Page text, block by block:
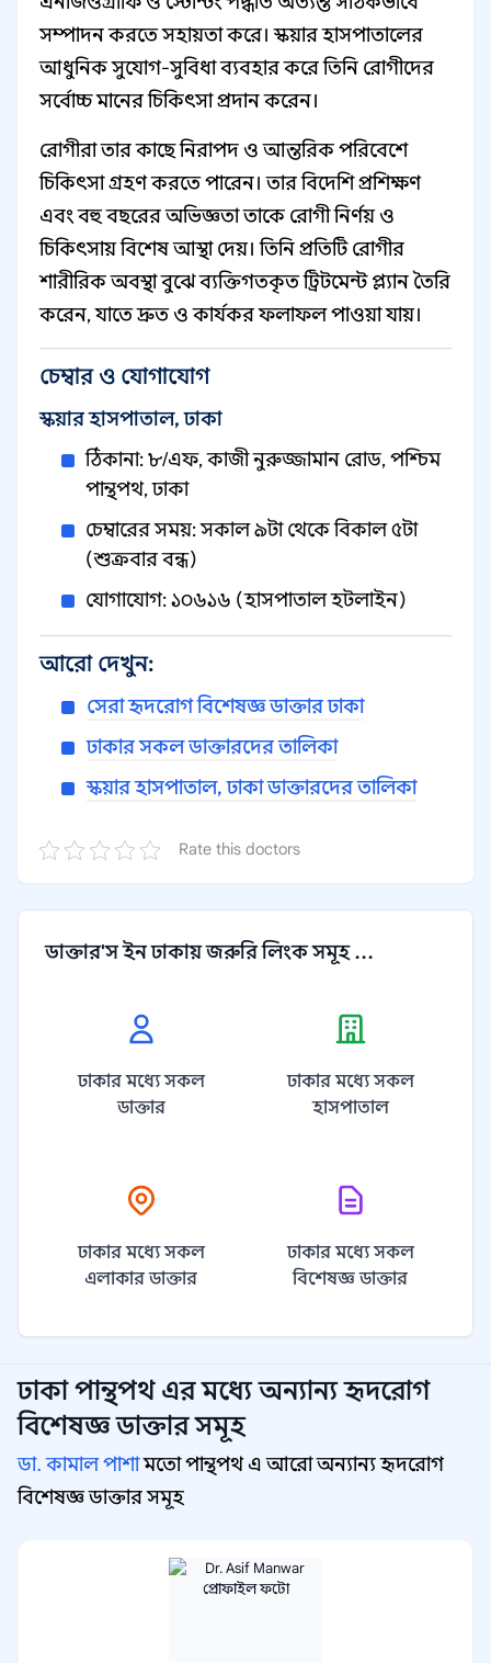
সম্পাদন করতে সহায়তা করে। স্কয়ার হাসপাতালের
আধুনিক সুযোগ-সুবিধা ব্যবহার করে তিনি রোগীদের
সর্বোচ্চ মানের চিকিৎসা প্রদান করেন।
রোগীরা তার কাছে নিরাপদ ও আন্তরিক পরিবেশে
চিকিৎসা গ্রহণ করতে পারেন। তার বিদেশি প্রশিক্ষণ
এবং বহু বছরের অভিজ্ঞতা তাকে রোগী নির্ণয় ও
চিকিৎসায় বিশেষ আস্থা দেয়। তিনি প্রতিটি রোগীর
শারীরিক অবস্থা বুঝে ব্যক্তিগতকৃত ট্রিটমেন্ট প্ল্যান তৈরি
করেন, যাতে দ্রুত ও কার্যকর ফলাফল পাওয়া যায়।
চেম্বার ও যোগাযোগ
স্কয়ার হাসপাতাল, ঢাকা
ঠিকানা: ৮/এফ, কাজী নুরুজ্জামান রোড, পশ্চিম
পান্থপথ, ঢাকা
চেম্বারের সময়: সকাল ৯টা থেকে বিকাল ৫টা
(শুক্রবার বন্ধ)
যোগাযোগ: ১০৬১৬ (হাসপাতাল হটলাইন)
আরো দেখুন:
সেরা হৃদরোগ বিশেষজ্ঞ ডাক্তার ঢাকা
ঢাকার সকল ডাক্তারদের তালিকা
স্কয়ার হাসপাতাল, ঢাকা ডাক্তারদের তালিকা
Rate this doctors
ডাক্তার'স ইন ঢাকায় জরুরি লিংক সমূহ ...
ঢাকার মধ্যে সকল
ডাক্তার
ঢাকার মধ্যে সকল
হাসপাতাল
ঢাকার মধ্যে সকল
এলাকার ডাক্তার
ঢাকার মধ্যে সকল
বিশেষজ্ঞ ডাক্তার
ঢাকা পান্থপথ এর মধ্যে অন্যান্যহৃদরোগ
বিশেষজ্ঞ ডাক্তার সমূহ
ডা. কামাল পাশামতো পান্থপথ এ আরো অন্যান্য হৃদরোগ
বিশেষজ্ঞ ডাক্তার সমূহ